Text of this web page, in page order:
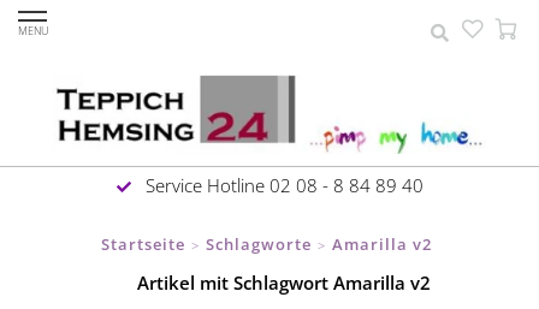
MENU
Service Hotline 02 08 - 8 84 89 40
Startseite > Schlagworte > Amarilla v2
Artikel mit Schlagwort Amarilla v2